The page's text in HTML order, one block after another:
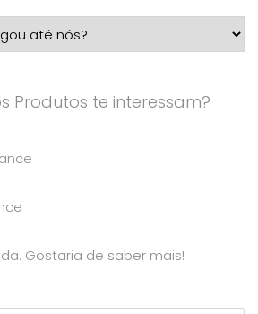
Produtos te interessam?
Gostaria de saber mais!